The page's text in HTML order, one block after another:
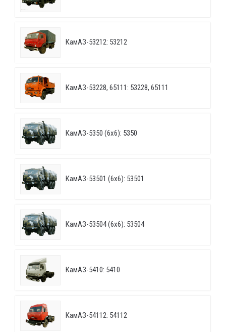
КамАЗ-53212: 53212
КамАЗ-53228, 65111: 53228, 65111
КамАЗ-5350 (6х6): 5350
КамАЗ-53501 (6х6): 53501
КамАЗ-53504 (6х6): 53504
КамАЗ-5410: 5410
КамАЗ-54112: 54112